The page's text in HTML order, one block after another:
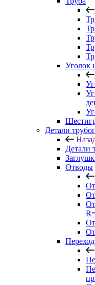
Уголок
Детали
Детали
Отводы